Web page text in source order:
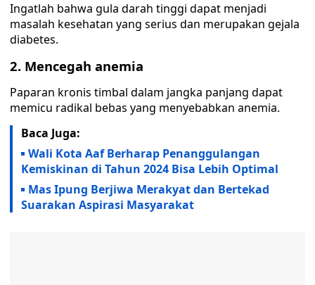
Ingatlah bahwa gula darah tinggi dapat menjadi
masalah kesehatan yang serius dan merupakan gejala
diabetes.
2. Mencegah anemia
Paparan kronis timbal dalam jangka panjang dapat
memicu radikal bebas yang menyebabkan anemia.
Baca Juga:
Wali Kota Aaf Berharap Penanggulangan
Kemiskinan di Tahun 2024 Bisa Lebih Optimal
Mas Ipung Berjiwa Merakyat dan Bertekad
Suarakan Aspirasi Masyarakat